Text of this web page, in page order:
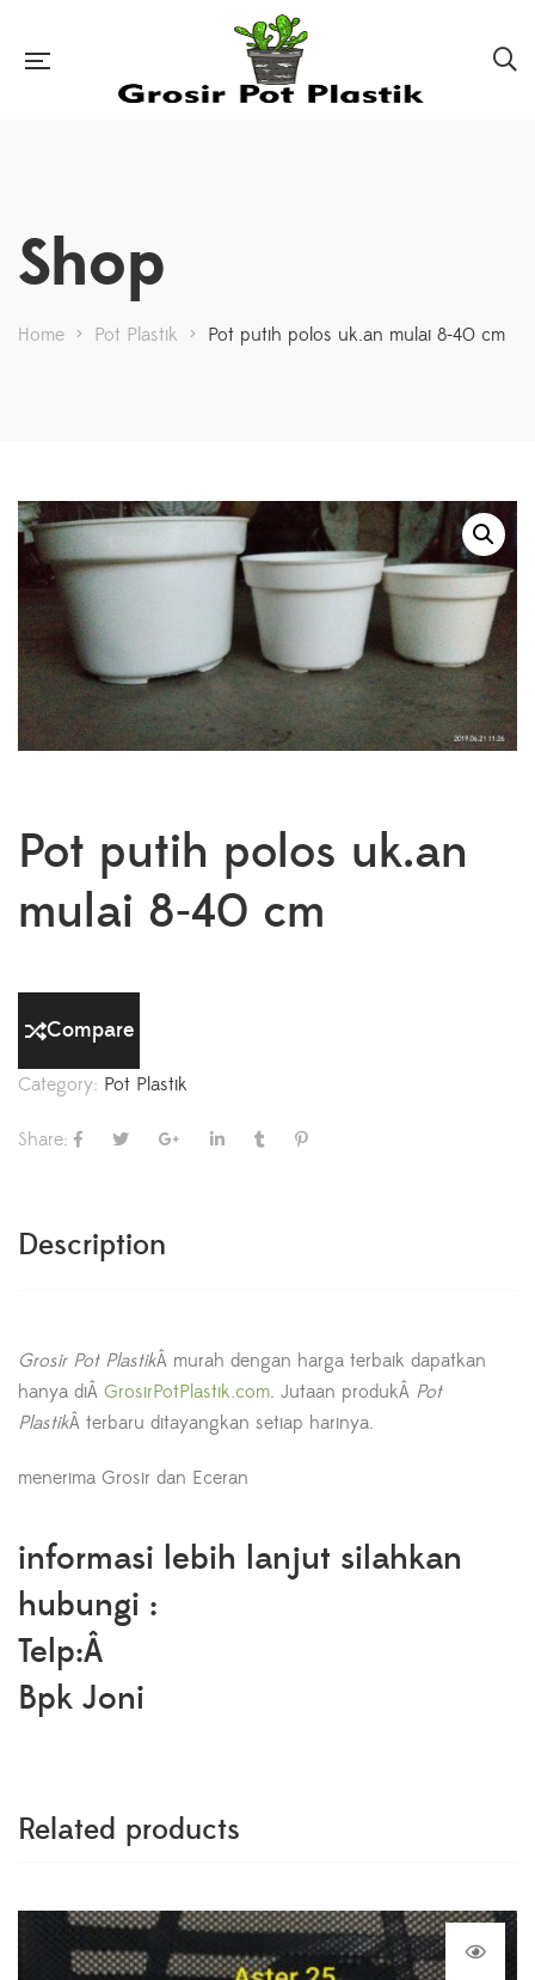
Shop
Home > Pot Plastik > Pot putih polos uk.an mulai 8-40 cm
Pot putih polos uk.an
mulai 8-40 cm
Compare
Category: Pot Plastik
Share:
Description
Grosir Pot PlastikÂ murah dengan harga terbaik dapatkan
hanya diÂ GrosirPotPlastik.com. Jutaan produkÂ Pot
PlastikÂ terbaru ditayangkan setiap harinya.
menerima Grosir dan Eceran
informasi lebih lanjut silahkan
hubungi :
Telp:Â
Bpk Joni
Related products